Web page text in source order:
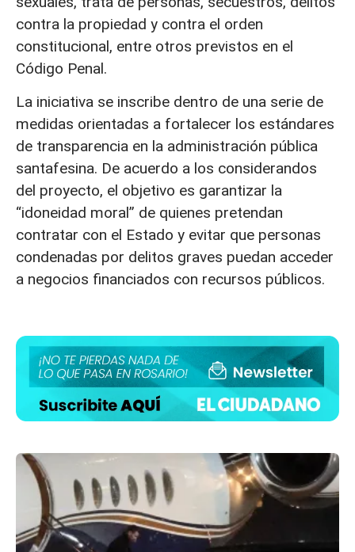
contra la propiedad y contra el orden
constitucional, entre otros previstos en el
Código Penal.
La iniciativa se inscribe dentro de una serie de
medidas orientadas a fortalecer los estándares
de transparencia en la administración pública
santafesina. De acuerdo a los considerandos
del proyecto, el objetivo es garantizar la
“idoneidad moral” de quienes pretendan
contratar con el Estado y evitar que personas
condenadas por delitos graves puedan acceder
a negocios financiados con recursos públicos.